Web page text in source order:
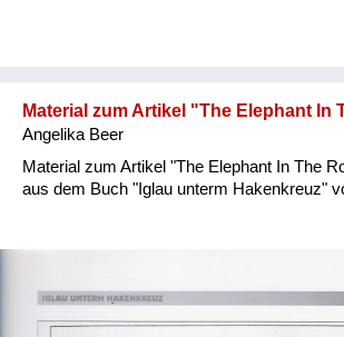
kampfbereit, falls uns einer was antun
half uns nur eine Frau manchmal mit
ganze Leben, wenn ich an diesen Bauern
geprägt. Ich...
Material zum Artikel "The Elephant In
Angelika Beer
Material zum Artikel "The Elephant In The
aus dem Buch "Iglau unterm Hakenkreuz"